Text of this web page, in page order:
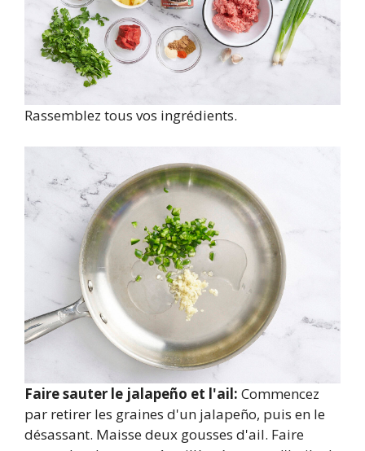
Rassemblez tous vos ingrédients.
Faire sauter le jalapeño et l'ail: Commencez
par retirer les graines d'un jalapeño, puis en le
désassant. Maisse deux gousses d'ail. Faire